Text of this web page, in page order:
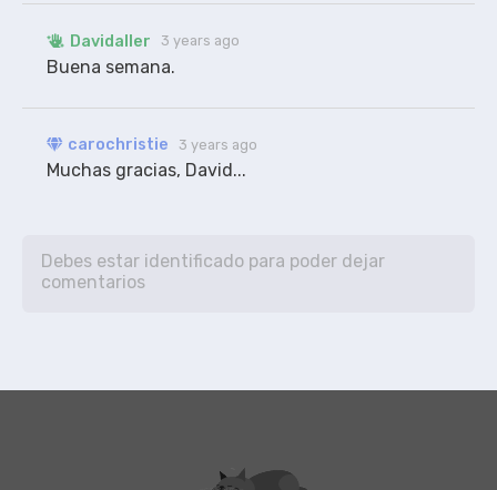
Davidaller 3 years ago
Buena semana.
carochristie 3 years ago
Muchas gracias, David...